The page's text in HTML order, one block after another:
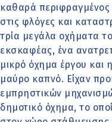
καθαρά περιφραγμένος
στις φλόγες και
τρία μεγάλα οχήματα
εκσκαφέας, ένα
μικρό όχημα έργου και
μαύρο καπνό. Είχαν
εμπρηστικών
δημοτικό όχημα, το